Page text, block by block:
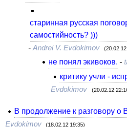
старинная русская
самостийность? )))
- Andrei V. Evdokimov
не понял экивоков. -
критику учли -
Evdokimov
(20.02.12
В продолжение к разговору о
Evdokimov
(18.02.12 19:35)